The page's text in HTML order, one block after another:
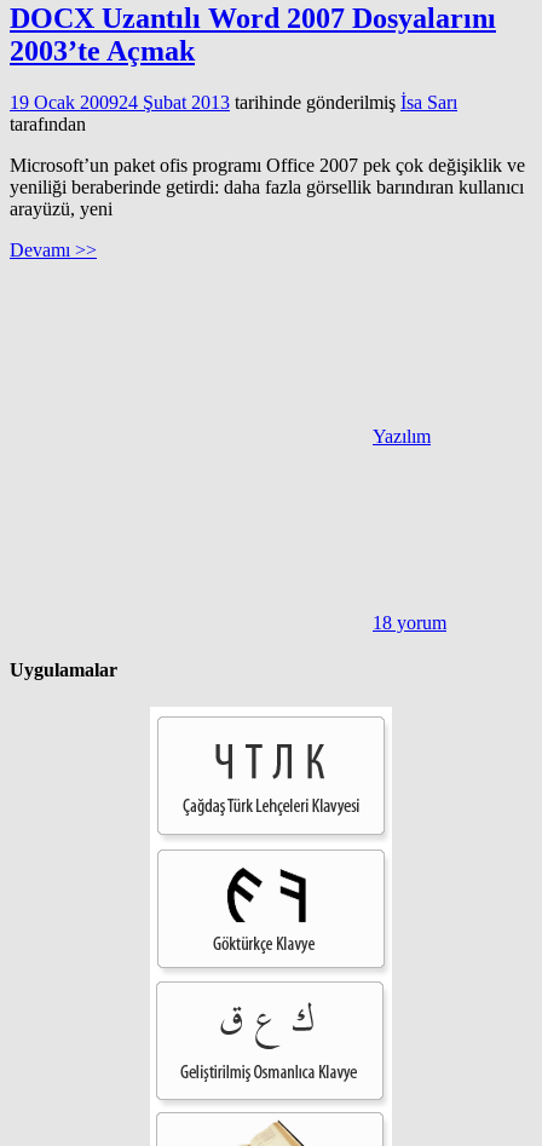
DOCX Uzantılı Word 2007 Dosyalarını
2003’te Açmak
19 Ocak 200924 Şubat 2013 tarihinde gönderilmiş İsa Sarı
tarafından
Microsoft’un paket ofis programı Office 2007 pek çok değişiklik ve
yeniliği beraberinde getirdi: daha fazla görsellik barındıran kullanıcı
arayüzü, yeni
Devamı >>
Yazılım
18 yorum
Uygulamalar